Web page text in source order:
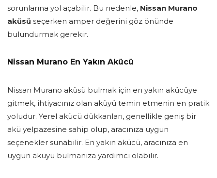
sorunlarına yol açabilir. Bu nedenle, Nissan Murano
aküsü seçerken amper değerini göz önünde
bulundurmak gerekir.
Nissan Murano En Yakın Akücü
Nissan Murano aküsü bulmak için en yakın akücüye
gitmek, ihtiyacınız olan aküyü temin etmenin en pratik
yoludur. Yerel akücü dükkanları, genellikle geniş bir
akü yelpazesine sahip olup, aracınıza uygun
seçenekler sunabilir. En yakın akücü, aracınıza en
uygun aküyü bulmanıza yardımcı olabilir.